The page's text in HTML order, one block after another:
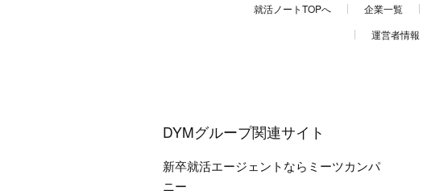
就活ノートTOPへ 企業一覧
運営者情報
DYMグループ関連サイト
新卒就活エージェントならミーツカンパ
ニー